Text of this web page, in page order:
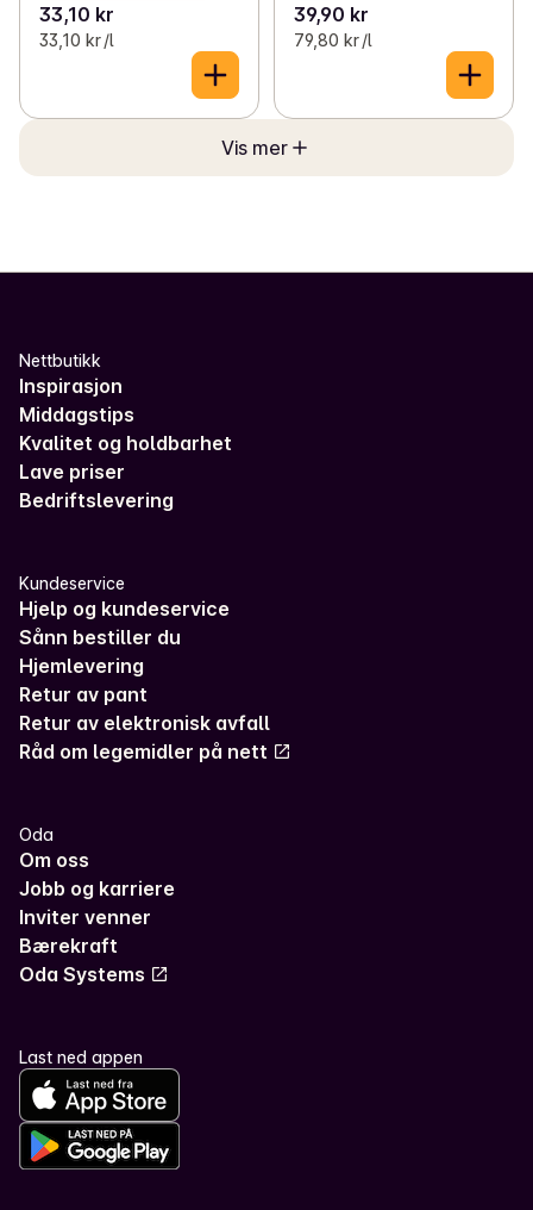
33,10 kr
33,10 kr /l
39,90 kr
79,80 kr /l
Vis mer
Nettbutikk
Inspirasjon
Middagstips
Kvalitet og holdbarhet
Lave priser
Bedriftslevering
Kundeservice
Hjelp og kundeservice
Sånn bestiller du
Hjemlevering
Retur av pant
Retur av elektronisk avfall
Råd om legemidler på nett
Oda
Om oss
Jobb og karriere
Inviter venner
Bærekraft
Oda Systems
Last ned appen